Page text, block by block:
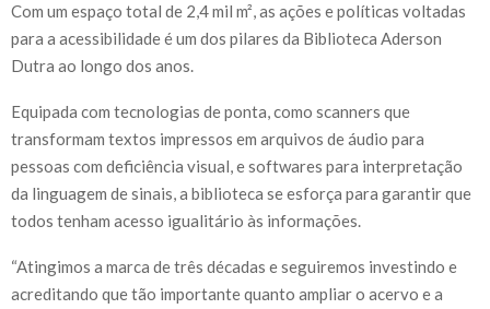
Com um espaço total de 2,4 mil m², as ações e políticas voltadas
para a acessibilidade é um dos pilares da Biblioteca Aderson
Dutra ao longo dos anos.
Equipada com tecnologias de ponta, como scanners que
transformam textos impressos em arquivos de áudio para
pessoas com deficiência visual, e softwares para interpretação
da linguagem de sinais, a biblioteca se esforça para garantir que
todos tenham acesso igualitário às informações.
“Atingimos a marca de três décadas e seguiremos investindo e
acreditando que tão importante quanto ampliar o acervo e a